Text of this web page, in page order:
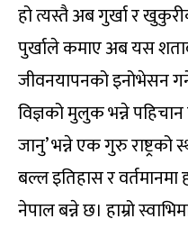
हो त्यस्तै अब गुर्खा र
पुर्खाले कमाए अब यस
जीवनयापनको इनोभेसन
विज्ञको मुलुक भन्ने पहिचान
जानु’ भन्ने एक गुरु
बल्ल इतिहास र वर्तमानमा
नेपाल बन्ने छ। हाम्रो